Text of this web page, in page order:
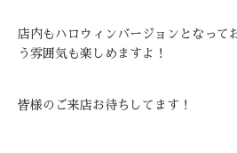
店内もハロウィンバージョンとなって
う雰囲気も楽しめますよ！
皆様のご来店お待ちしてます！